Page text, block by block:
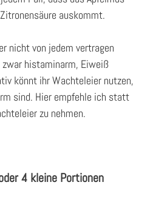
auskommt.
nicht von jedem vertragen
histaminarm, Eiweiß
könnt ihr Wachteleier nutzen,
sind. Hier empfehle ich statt
zu nehmen.
4 kleine Portionen